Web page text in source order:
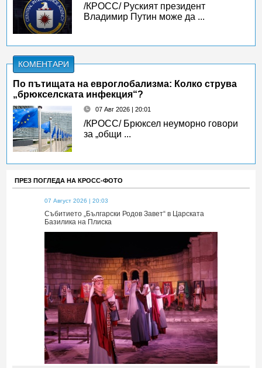
/КРОСС/ Руският президент
Владимир Путин може да ...
КОМЕНТАРИ
По пътищата на евроглобализма: Колко струва
„брюкселската инфекция“?
07 Авг 2026 | 20:01
/КРОСС/ Брюксел неуморно говори
за „общи ...
ПРЕЗ ПОГЛЕДА НА КРОСС-ФОТО
07 Август 2026 | 20:03
Събитието „Български Родов Завет“ в Царската
Базилика на Плиска